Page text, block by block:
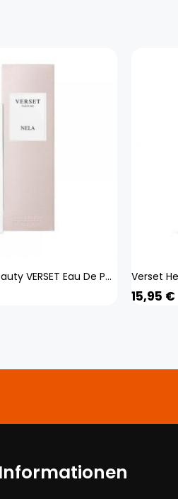
Verset Heatlh & Beauty VERSET Eau De Parfum Damenparfüm Nela 50ml
15,95 €
Informationen